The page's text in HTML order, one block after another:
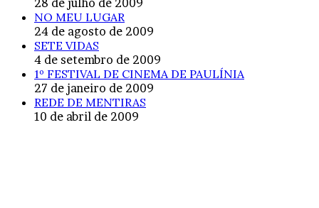
28 de julho de 2009
NO MEU LUGAR
24 de agosto de 2009
SETE VIDAS
4 de setembro de 2009
1º FESTIVAL DE CINEMA DE PAULÍNIA
27 de janeiro de 2009
REDE DE MENTIRAS
10 de abril de 2009